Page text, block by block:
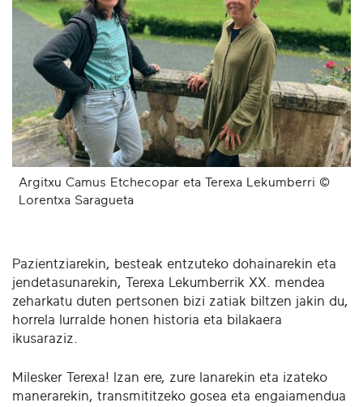
Argitxu Camus Etchecopar eta Terexa Lekumberri ©
Lorentxa Saragueta
Pazientziarekin, besteak entzuteko dohainarekin eta
jendetasunarekin, Terexa Lekumberrik XX. mendea
zeharkatu duten pertsonen bizi zatiak biltzen jakin du,
horrela lurralde honen historia eta bilakaera
ikusaraziz.
Milesker Terexa! Izan ere, zure lanarekin eta izateko
manerarekin, transmititzeko gosea eta engaiamendua